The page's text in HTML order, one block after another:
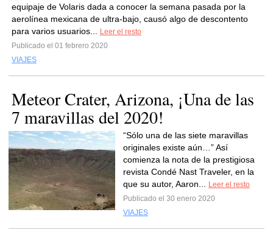
equipaje de Volaris dada a conocer la semana pasada por la
aerolínea mexicana de ultra-bajo, causó algo de descontento
para varios usuarios...
Leer el resto
Publicado el 01 febrero 2020
VIAJES
Meteor Crater, Arizona, ¡Una de las
7 maravillas del 2020!
“Sólo una de las siete maravillas
originales existe aún…” Así
comienza la nota de la prestigiosa
revista Condé Nast Traveler, en la
que su autor, Aaron...
Leer el resto
Publicado el 30 enero 2020
VIAJES